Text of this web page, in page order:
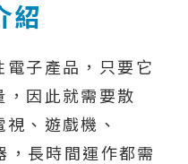
紹
電子產品，只要它
，因此就需要散
、遊戲機、
，長時間運作都需